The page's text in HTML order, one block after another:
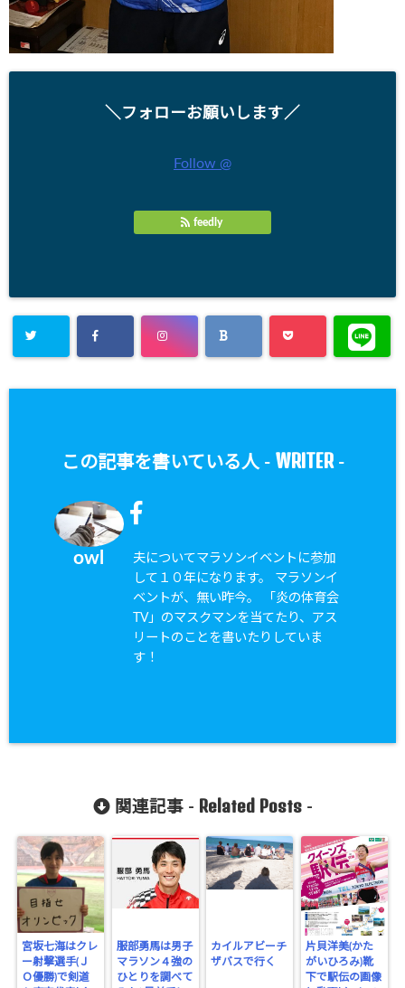
＼フォローお願いします／
Follow @
feedly
この記事を書いている人 - WRITER-
owl
夫についてマラソンイベントに参加
して１０年になります。 マラソンイ
ベントが、無い昨今。 「炎の体育会
TV」のマスクマンを当てたり、アス
リートのことを書いたりしていま
す！
関連記事 - Related Posts-
宮坂七海はクレ
ー射撃選手(Ｊ
Ｏ優勝)で剣道
服部勇馬は男子
マラソン４強の
ひとりを調べて
カイルアビーチ
ザバスで行く
片貝洋美(かた
がいひろみ)靴
下で駅伝の画像